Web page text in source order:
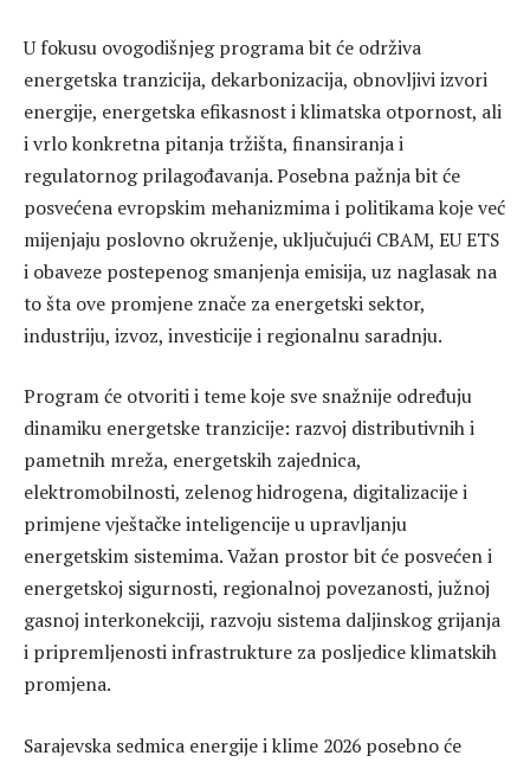
U fokusu ovogodišnjeg programa bit će održiva
energetska tranzicija, dekarbonizacija, obnovljivi izvori
energije, energetska efikasnost i klimatska otpornost, ali
i vrlo konkretna pitanja tržišta, finansiranja i
regulatornog prilagođavanja. Posebna pažnja bit će
posvećena evropskim mehanizmima i politikama koje već
mijenjaju poslovno okruženje, uključujući CBAM, EU ETS
i obaveze postepenog smanjenja emisija, uz naglasak na
to šta ove promjene znače za energetski sektor,
industriju, izvoz, investicije i regionalnu saradnju.
Program će otvoriti i teme koje sve snažnije određuju
dinamiku energetske tranzicije: razvoj distributivnih i
pametnih mreža, energetskih zajednica,
elektromobilnosti, zelenog hidrogena, digitalizacije i
primjene vještačke inteligencije u upravljanju
energetskim sistemima. Važan prostor bit će posvećen i
energetskoj sigurnosti, regionalnoj povezanosti, južnoj
gasnoj interkonekciji, razvoju sistema daljinskog grijanja
i pripremljenosti infrastrukture za posljedice klimatskih
promjena.
Sarajevska sedmica energije i klime 2026 posebno će